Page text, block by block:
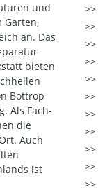
und
Garten,
an. Das
bieten
Bottrop-
Als Fach-
die
Auch
ist